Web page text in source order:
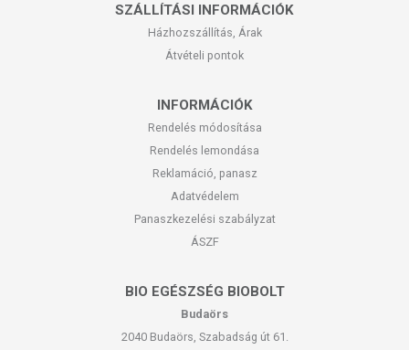
SZÁLLÍTÁSI INFORMÁCIÓK
Házhozszállítás, Árak
Átvételi pontok
INFORMÁCIÓK
Rendelés módosítása
Rendelés lemondása
Reklamáció, panasz
Adatvédelem
Panaszkezelési szabályzat
ÁSZF
BIO EGÉSZSÉG BIOBOLT
Budaörs
2040 Budaörs, Szabadság út 61.